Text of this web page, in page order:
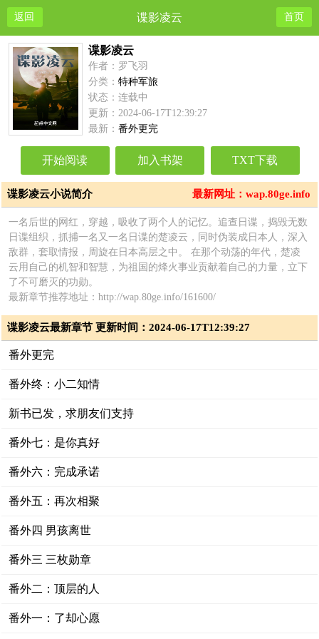
返回 谍影凌云 首页
谍影凌云
作者：罗飞羽
分类：特种军旅
状态：连载中
更新：2024-06-17T12:39:27
最新：番外更完
开始阅读 加入书架 TXT下载
最新网址：wap.80ge.info
谍影凌云小说简介
一名后世的网红，穿越，吸收了两个人的记忆。追查日谍，捣毁无数
日谍组织，抓捕一名又一名日谍的楚凌云，同时伪装成日本人，深入
敌群，套取情报，周旋在日本高层之中。 在那个动荡的年代，楚凌
云用自己的机智和智慧，为祖国的烽火事业贡献着自己的力量，立下
了不可磨灭的功勋。
最新章节推荐地址：http://wap.80ge.info/161600/
谍影凌云最新章节 更新时间：2024-06-17T12:39:27
番外更完
番外终：小二知情
新书已发，求朋友们支持
番外七：是你真好
番外六：完成承诺
番外五：再次相聚
番外四 男孩离世
番外三 三枚勋章
番外二：顶层的人
番外一：了却心愿